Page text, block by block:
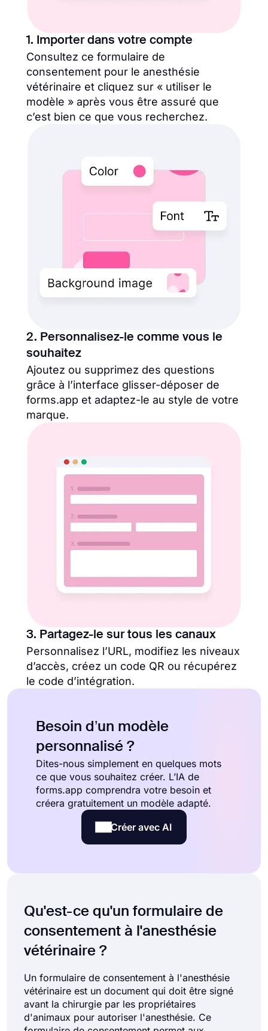
1. Importer dans votre compte
Consultez ce formulaire de
consentement pour le anesthésie
vétérinaire et cliquez sur « utiliser le
modèle » après vous être assuré que
c’est bien ce que vous recherchez.
2. Personnalisez-le comme vous le
souhaitez
Ajoutez ou supprimez des questions
grâce à l’interface glisser-déposer de
forms.app et adaptez-le au style de votre
marque.
3. Partagez-le sur tous les canaux
Personnalisez l’URL, modifiez les niveaux
d’accès, créez un code QR ou récupérez
le code d’intégration.
Besoin d’un modèle
personnalisé ?
Dites-nous simplement en quelques mots
ce que vous souhaitez créer. L’IA de
forms.app comprendra votre besoin et
créera gratuitement un modèle adapté.
Créer avec AI
Qu'est-ce qu'un formulaire de
consentement à l'anesthésie
vétérinaire ?
Un formulaire de consentement à l'anesthésie
vétérinaire est un document qui doit être signé
avant la chirurgie par les propriétaires
d'animaux pour autoriser l'anesthésie. Ce